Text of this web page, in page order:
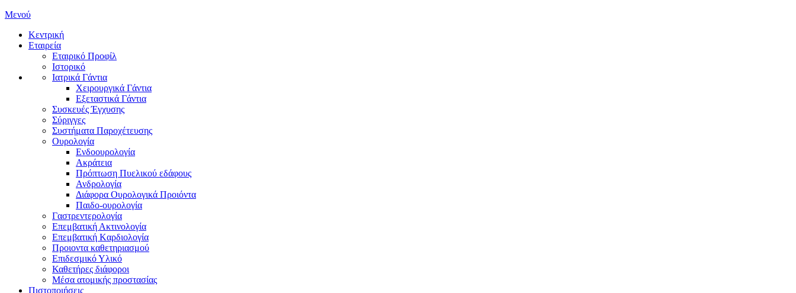
Μενού
Κεντρική
Εταιρεία
Εταιρικό Προφίλ
Ιστορικό
Ιατρικά Γάντια
Χειρουργικά Γάντια
Εξεταστικά Γάντια
Συσκευές Έγχυσης
Σύριγγες
Συστήματα Παροχέτευσης
Ουρολογία
Ενδοουρολογία
Ακράτεια
Πρόπτωση Πυελικού εδάφους
Ανδρολογία
Διάφορα Ουρολογικά Προιόντα
Παιδο-ουρολογία
Γαστρεντερολογία
Επεμβατική Ακτινολογία
Επεμβατική Kαρδιολογία
Προιοντα καθετηριασμού
Επιδεσμικό Υλικό
Καθετήρες διάφοροι
Μέσα ατομικής προστασίας
Πιστοποιήσεις